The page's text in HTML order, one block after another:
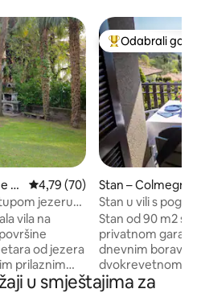
V
Prosječna ocjena: 4,79/5,
4,79 (70)
jezeru
vila na
od jezera
prilaznim
kreveta),
Među najviše
Odabrali gosti
Stan – Colmegna
Stan u vili s
Stan od 90 m2 s
privatnom
dnevnim
dvokrevetnom
spavaćom
u smještajima za